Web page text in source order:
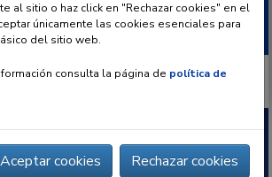
Buscar:
al sitio o haz click en "Rechazar cookies" en el
únicamente las cookies esenciales para
del sitio web.
consulta la página de política de
Aceptar cookies Rechazar cookies